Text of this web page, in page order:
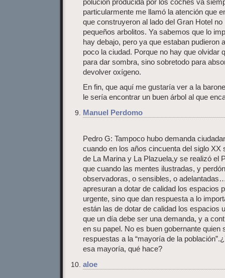
polución producida por los coches va
particularmente me llamó la atención que
que construyeron al lado del Gran Hotel
pequeños arbolitos. Ya sabemos que lo
hay debajo, pero ya que estaban pudieron
poco la ciudad. Porque no hay que olvidar
para dar sombra, sino sobretodo para
devolver oxígeno.
En fin, que aquí me gustaría ver a la
le sería encontrar un buen árbol al que
Manuel Perdomo
Pedro G: Tampoco hubo demanda
cuando en los años cincuenta del siglo XX
de La Marina y La Plazuela,y se realizó el
que cuando las mentes ilustradas, y
observadoras, o sensibles, o
apresuran a dotar de calidad los espacios
urgente, sino que dan respuesta a lo
están las de dotar de calidad los espacios
que un día debe ser una demanda, y a
en su papel. No es buen gobernante quien
respuestas a la “mayoría de la
esa mayoría, qué hace?
aloe